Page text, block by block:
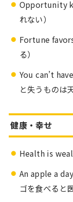
Opportunity
れない）
Fortune
る）
You can’t
と失うものは
健康・幸せ
Health is
An apple a
ゴを食べると